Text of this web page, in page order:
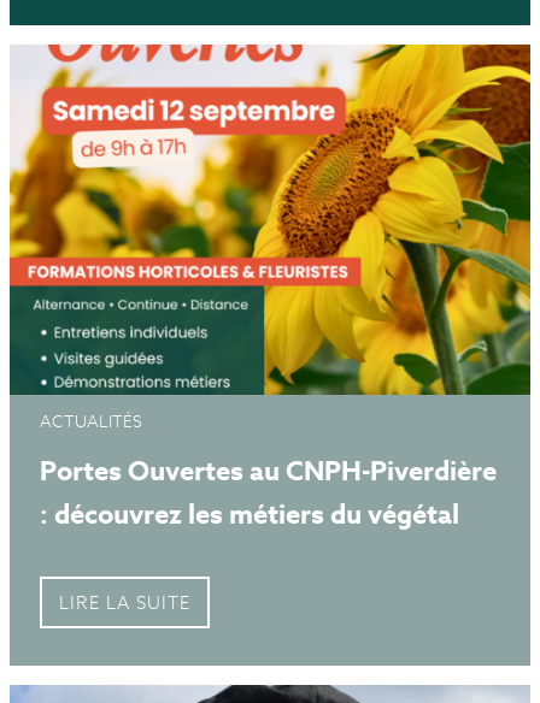
ACTUALITÉS
Portes Ouvertes au CNPH-Piverdière
: découvrez les métiers du végétal
LIRE LA SUITE